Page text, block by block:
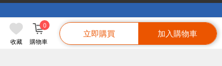
收藏 購物車
0
立即購買 加入購物車